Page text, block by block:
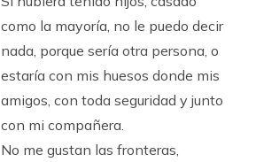
como la mayoría, no le puedo decir
nada, porque sería otra persona, o
estaría con mis huesos donde mis
amigos, con toda seguridad y junto
con mi compañera.
No me gustan las fronteras,